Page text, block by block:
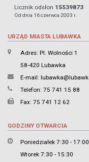
Licznik odsłon 15539873
Od dnia 16 czerwca 2003 r.
URZĄD MIASTA LUBAWKA
Adres: Pl. Wolności 1
58-420 Lubawka
E-mail:
Telefon: 75 741 15 88
Fax: 75 741 12 62
GODZINY OTWARCIA
Poniedziałek 7:30 - 17:00
Wtorek 7:30 - 15:30